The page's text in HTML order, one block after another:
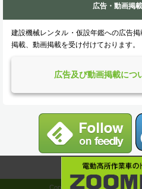
広告・動画掲
建設機械レンタル・仮設年鑑への広告
掲載、動画掲載を受け付けております。
広告及び動画掲載につ
Copyright©2026Kenki Journal